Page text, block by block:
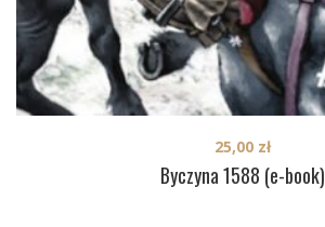
Byczyna 1588 (e-book)
25,00 zł